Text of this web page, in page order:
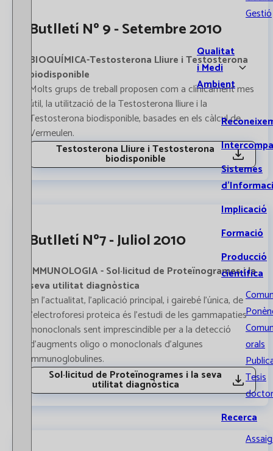
Gestió
Qualitat
i Medi
Ambient
Sistemes
Implicació
Formació
Producció
científica
orals
Tesis
Recerca
Butlletí Nº 9 - Setembre 2010
BIOQUÍMICA-Testosterona Lliure i Testosterona
biodisponible
Molts grups de treball proposen com a clínicament mes
útil, la utilització de la Testosterona lliure i la
Testosterona biodisponible, basades en els càlcul de
Vermeulen.
Testosterona Lliure i Testosterona
biodisponible
Butlletí Nº7 - Juliol 2010
IMMUNOLOGIA - Sol·licitud de Proteïnogrames i la
seva utilitat diagnòstica
en l’actualitat, l’aplicació principal, i gairebé l’única, de
l’electroforesi proteica és l’estudi de les gammapaties
monoclonals sent imprescindible per a la detecció
d’augments oligo o monoclonals d’algunes
immunoglobulines.
Sol·licitud de Proteïnogrames i la seva
utilitat diagnòstica